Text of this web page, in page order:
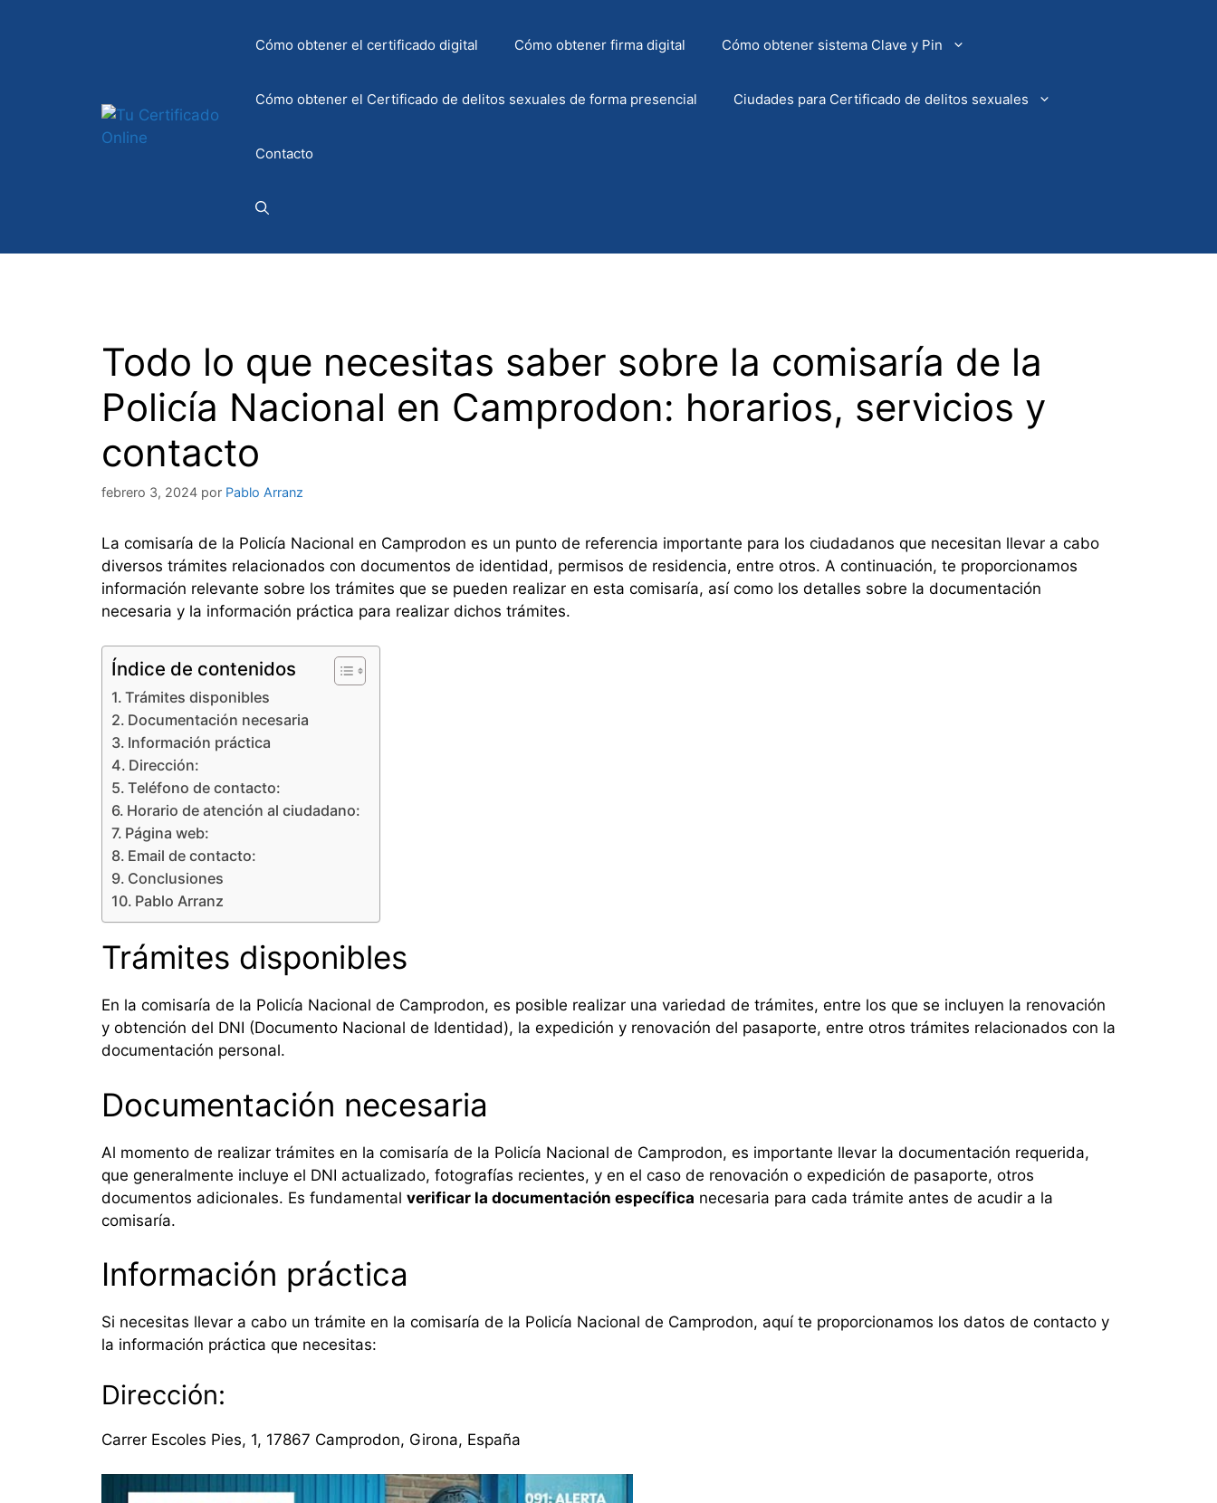
Cómo obtener el certificado digital Cómo obtener firma digital Cómo obtener sistema Clave y Pin
Cómo obtener el Certificado de delitos sexuales de forma presencial Ciudades para Certificado de delitos sexuales
Contacto
Todo lo que necesitas saber sobre la comisaría de la
Policía Nacional en Camprodon: horarios, servicios y
contacto
febrero 3, 2024 por Pablo Arranz
La comisaría de la Policía Nacional en Camprodon es un punto de referencia importante para los ciudadanos que necesitan llevar a cabo
diversos trámites relacionados con documentos de identidad, permisos de residencia, entre otros. A continuación, te proporcionamos
información relevante sobre los trámites que se pueden realizar en esta comisaría, así como los detalles sobre la documentación
necesaria y la información práctica para realizar dichos trámites.
Índice de contenidos
Trámites disponibles
Documentación necesaria
Información práctica
Dirección:
Teléfono de contacto:
Horario de atención al ciudadano:
Página web:
Email de contacto:
Conclusiones
Pablo Arranz
Trámites disponibles
En la comisaría de la Policía Nacional de Camprodon, es posible realizar una variedad de trámites, entre los que se incluyen la renovación
y obtención del DNI (Documento Nacional de Identidad), la expedición y renovación del pasaporte, entre otros trámites relacionados con la
documentación personal.
Documentación necesaria
Al momento de realizar trámites en la comisaría de la Policía Nacional de Camprodon, es importante llevar la documentación requerida,
que generalmente incluye el DNI actualizado, fotografías recientes, y en el caso de renovación o expedición de pasaporte, otros
documentos adicionales. Es fundamental verificar la documentación específica necesaria para cada trámite antes de acudir a la
comisaría.
Información práctica
Si necesitas llevar a cabo un trámite en la comisaría de la Policía Nacional de Camprodon, aquí te proporcionamos los datos de contacto y
la información práctica que necesitas:
Dirección:
Carrer Escoles Pies, 1, 17867 Camprodon, Girona, España